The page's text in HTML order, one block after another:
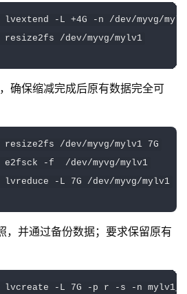
lvextend - L +4G - n / dev/myvg/
resize2fs / dev/myvg/mylv1
确保缩减完成后原有数据完全可
resize2fs / dev/myvg/mylv1
7G
e2fsck - f / dev/myvg/mylv1
lvreduce - L 7G / dev/myvg/mylv1
，并通过备份数据；要求保留原有
lvcreate - L 7G - p r - s - n